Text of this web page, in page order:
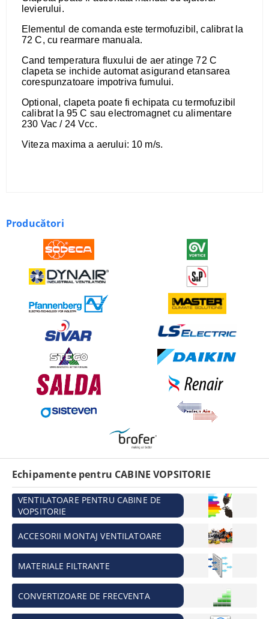
levierului.
​Elementul de comanda este termofuzibil, calibrat la
72 C, cu rearmare manuala.
​Cand temperatura fluxului de aer atinge 72 C
clapeta se inchide automat asigurand etansarea
corespunzatoare impotriva fumului.
​Optional, clapeta poate fi echipata cu termofuzibil
calibrat la 95 C sau electromagnet cu alimentare
230 Vac / 24 Vcc.
​Viteza maxima a aerului: 10 m/s.
Producători
Echipamente pentru CABINE VOPSITORIE
VENTILATOARE PENTRU CABINE DE
VOPSITORIE
ACCESORII MONTAJ VENTILATOARE
MATERIALE FILTRANTE
CONVERTIZOARE DE FRECVENTA